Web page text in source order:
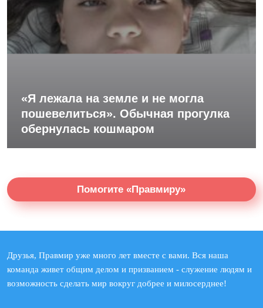
«Я лежала на земле и не могла
пошевелиться». Обычная прогулка
обернулась кошмаром
Помогите «Правмиру»
Друзья, Правмир уже много лет вместе с вами. Вся наша
команда живет общим делом и призванием - служение людям и
возможность сделать мир вокруг добрее и милосерднее!